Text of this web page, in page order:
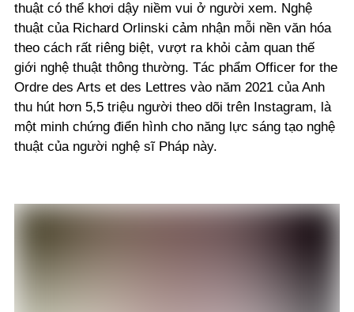
thuật có thể khơi dậy niềm vui ở người xem. Nghệ
thuật của Richard Orlinski cảm nhận mỗi nền văn hóa
theo cách rất riêng biệt, vượt ra khỏi cảm quan thế
giới nghệ thuật thông thường. Tác phẩm Officer for the
Ordre des Arts et des Lettres vào năm 2021 của Anh
thu hút hơn 5,5 triệu người theo dõi trên Instagram, là
một minh chứng điển hình cho năng lực sáng tạo nghệ
thuật của người nghệ sĩ Pháp này.